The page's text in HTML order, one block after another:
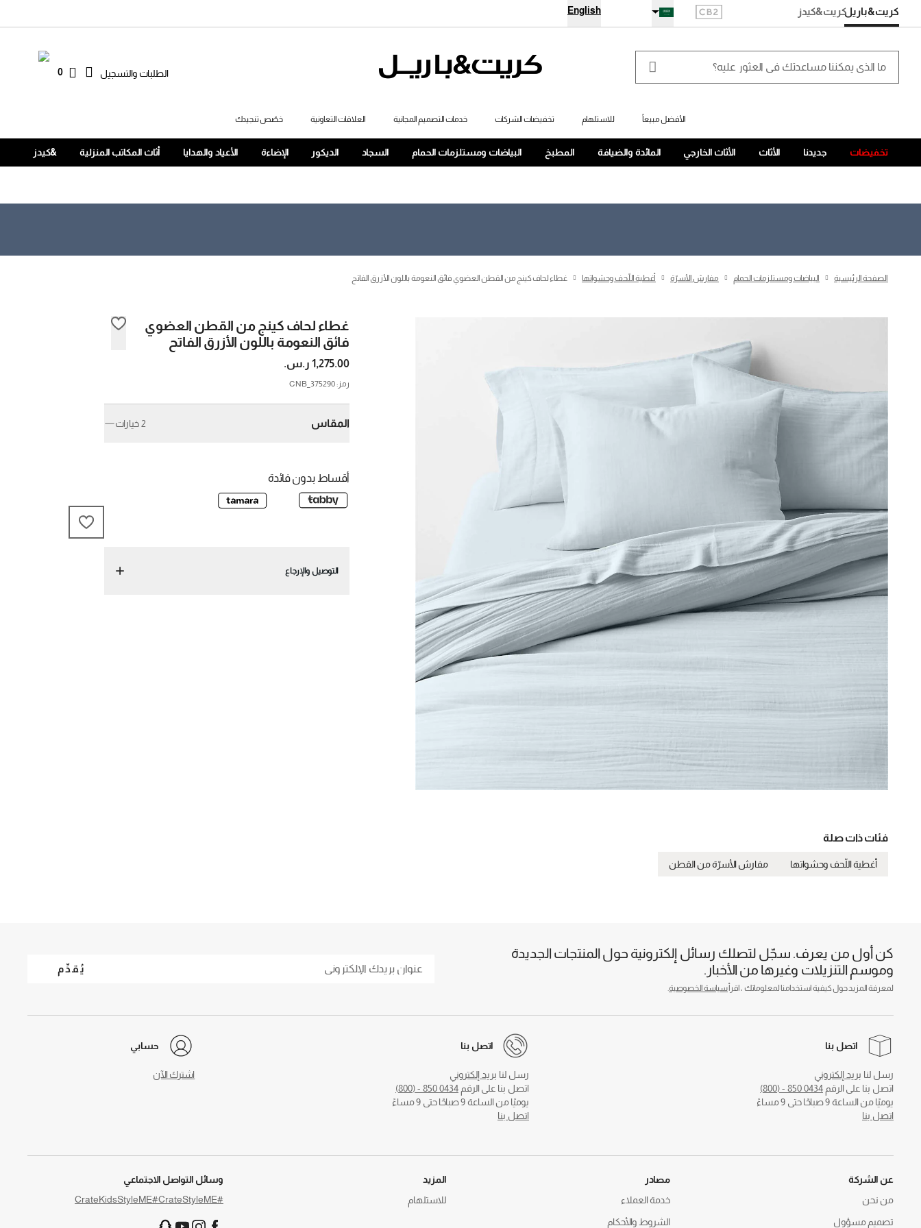
English
الطلبات والتسجيل 0
الأفضل مبيعاً للاستلهام تخفيضات الشركات خدمات التصميم المجانية العلاقات التعاونية خصّص تنجيدك
كريت&باريلكريت&كيدز
تخفيضات جديدنا الأثاث الأثاث الخارجي المائدة والضيافة المطبخ البياضات ومستلزمات الحمام السجاد الديكور الإضاءة الأعياد والهدايا أثاث المكاتب المنزلية &كيدز
الصفحة الرئيسية البياضات ومستلزمات الحمام مفارش الأسرّة أغطية اللّحف وحشواتها غطاء لحاف كينج من القطن العضوي فائق النعومة باللون الأزرق الفاتح
غطاء لحاف كينج من القطن العضوي
فائق النعومة باللون الأزرق الفاتح
1,275.00 ر.س.
رمز:
375290_CNB
المقاس 2 خيارات
أقساط بدون فائدة
التوصيل والإرجاع
فئات ذات صلة
أغطية اللّحف وحشواتها مفارش الأسرّة من القطن
كن أول من يعرف. سجّل لتصلك رسائل إلكترونية حول المنتجات الجديدة
وموسم التنزيلات وغيرها من الأخبار.
لمعرفة المزيد حول كيفية استخدامنا لمعلوماتك ، اقرأسياسة الخصوصية.
يُقدِّم
اتصل بنا
رسل لنا بريد إلكتروني
اتصل بنا على الرقم 0434 850 - (800)
يوميًا من الساعة 9 صباحًا حتى 9 مساءً
اتصل بنا
اتصل بنا
رسل لنا بريد إلكتروني
اتصل بنا على الرقم 0434 850 - (800)
يوميًا من الساعة 9 صباحًا حتى 9 مساءً
اتصل بنا
حسابي
اشترك الآن
عن الشركة
من نحن
تصميم مسؤول
مصادر
خدمة العملاء
الشروط والأحكام
المزيد
للاستلهام
وسائل التواصل الاجتماعي
#CrateStyleME
#CrateKidsStyleME